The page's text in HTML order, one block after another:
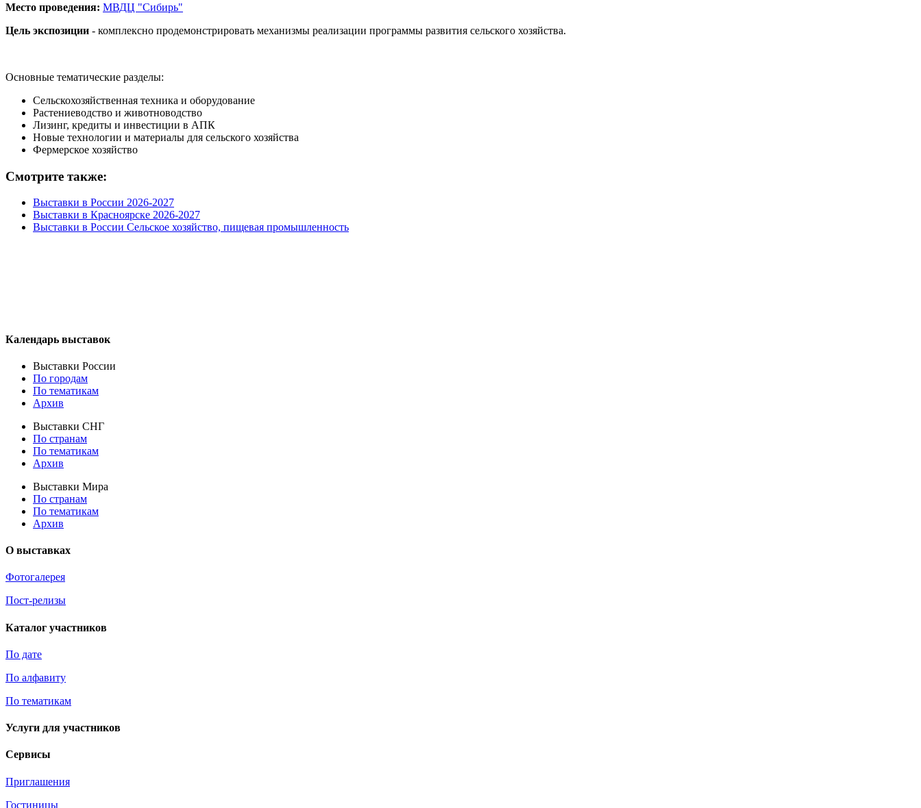
Место проведения: МВДЦ "Сибирь"
Цель экспозиции - комплексно продемонстрировать механизмы реализации программы развития сельского хозяйства.
Основные тематические разделы:
Сельскохозяйственная техника и оборудование
Растениеводство и животноводство
Лизинг, кредиты и инвестиции в АПК
Новые технологии и материалы для сельского хозяйства
Фермерское хозяйство
Смотрите также:
Выставки в России 2026-2027
Выставки в Красноярске 2026-2027
Выставки в России Сельское хозяйство, пищевая промышленность
Календарь выставок
Выставки России
По городам
По тематикам
Архив
Выставки СНГ
По странам
По тематикам
Архив
Выставки Мира
По странам
По тематикам
Архив
О выставках
Фотогалерея
Пост-релизы
Каталог участников
По дате
По алфавиту
По тематикам
Услуги для участников
Сервисы
Приглашения
Гостиницы